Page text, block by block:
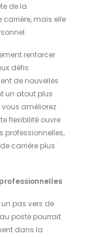
de la
mais elle
renforcer
défis
de nouvelles
un atout plus
améliorez
flexibilité ouvre
professionnelles,
carrière plus
pas vers de
poste pourrait
dans la